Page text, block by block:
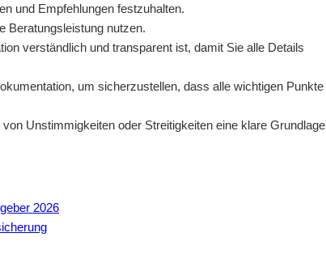
und Empfehlungen festzuhalten.
Beratungsleistung nutzen.
verständlich und transparent ist, damit Sie alle Details
um sicherzustellen, dass alle wichtigen Punkte
Unstimmigkeiten oder Streitigkeiten eine klare Grundlage
2026